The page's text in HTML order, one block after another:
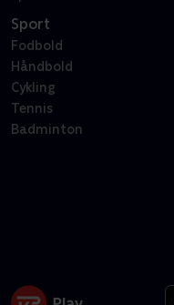
Sport
Fodbold
Håndbold
Cykling
Tennis
Badminton